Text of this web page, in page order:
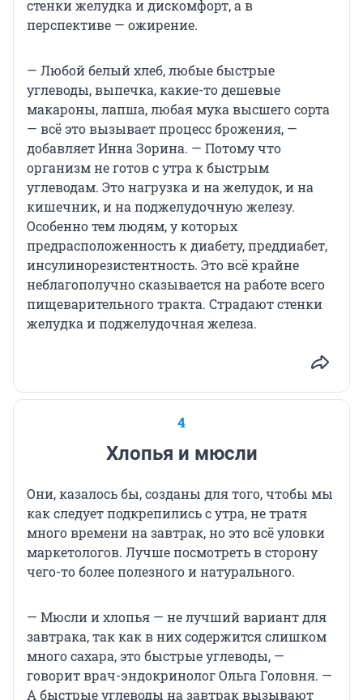
стенки желудка и дискомфорт, а в
перспективе — ожирение.
— Любой белый хлеб, любые быстрые
углеводы, выпечка, какие-то дешевые
макароны, лапша, любая мука высшего сорта
— всё это вызывает процесс брожения, —
добавляет Инна Зорина. — Потому что
организм не готов с утра к быстрым
углеводам. Это нагрузка и на желудок, и на
кишечник, и на поджелудочную железу.
Особенно тем людям, у которых
предрасположенность к диабету, преддиабет,
инсулинорезистентность. Это всё крайне
неблагополучно сказывается на работе всего
пищеварительного тракта. Страдают стенки
желудка и поджелудочная железа.
4
Хлопья и мюсли
Они, казалось бы, созданы для того, чтобы мы
как следует подкрепились с утра, не тратя
много времени на завтрак, но это всё уловки
маркетологов. Лучше посмотреть в сторону
чего-то более полезного и натурального.
— Мюсли и хлопья — не лучший вариант для
завтрака, так как в них содержится слишком
много сахара, это быстрые углеводы, —
говорит врач-эндокринолог Ольга Головня. —
А быстрые углеводы на завтрак вызывают